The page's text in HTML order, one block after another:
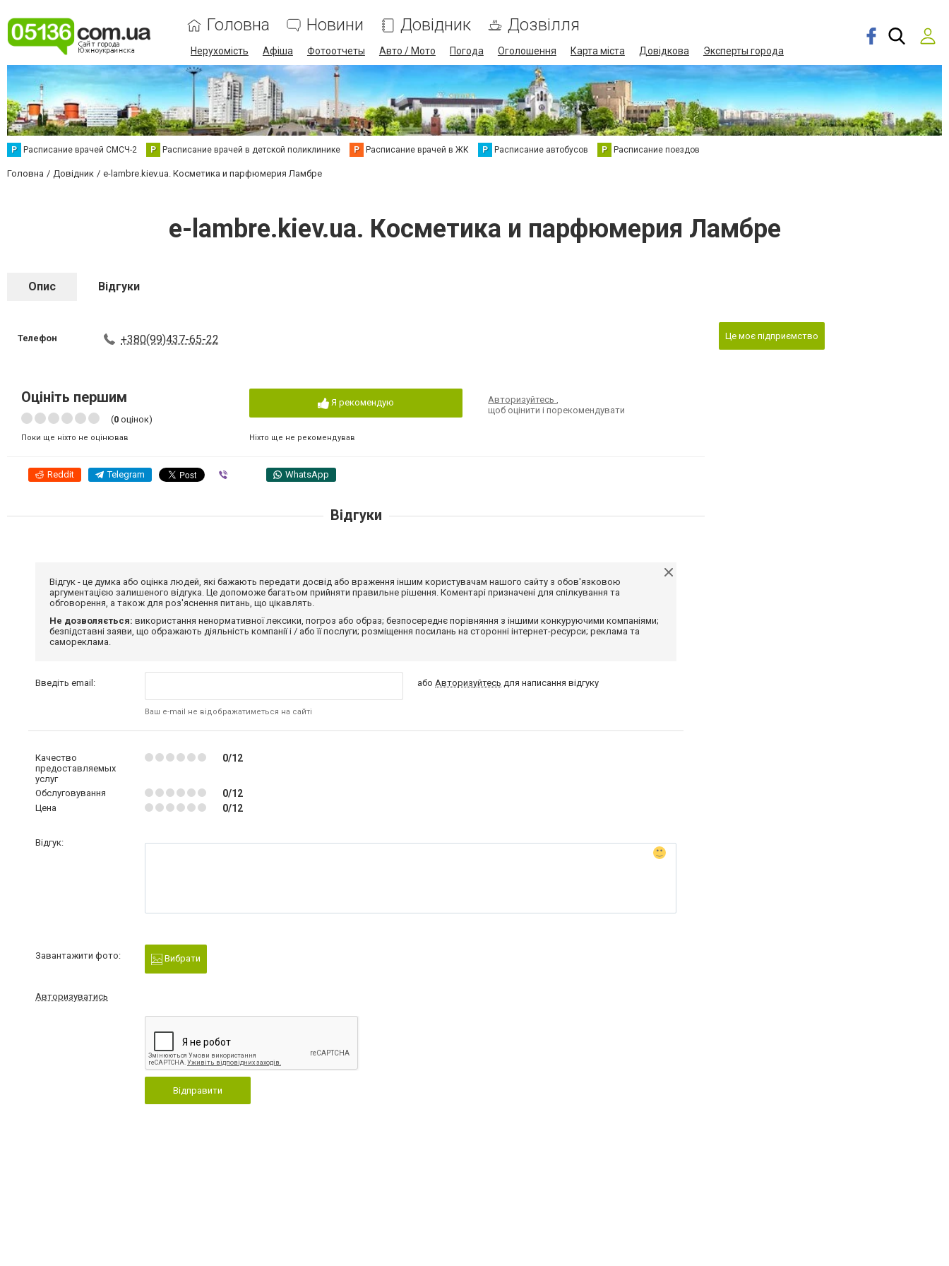
Головна Новини Довідник Дозвілля
Нерухомість Афіша Фотоотчеты Авто / Мото Погода Оголошення Карта міста Довідкова Эксперты города
Р Расписание врачей СМСЧ-2 Р Расписание врачей в детской поликлинике Р Расписание врачей в ЖК Р Расписание автобусов Р Расписание поездов
Головна Довідник e-lambre.kiev.ua. Косметика и парфюмерия Ламбре
e-lambre.kiev.ua. Косметика и парфюмерия Ламбре
Опис Відгуки
Телефон +380(99)437-65-22
Оцініть першим
(0 оцінок)
Поки ще ніхто не оцінював
Я рекомендую
Ніхто ще не рекомендував
Авторизуйтесь,
щоб оцінити і порекомендувати
Reddit Telegram WhatsApp
Це моє підприємство
Відгуки
Відгук - це думка або оцінка людей, які бажають передати досвід або враження іншим користувачам нашого сайту з обов'язковою
аргументацією залишеного відгука. Це допоможе багатьом прийняти правильне рішення. Коментарі призначені для спілкування та
обговорення, а також для роз'яснення питань, що цікавлять.
Не дозволяється: використання ненормативної лексики, погроз або образ; безпосереднє порівняння з іншими конкуруючими компаніями;
безпідставні заяви, що ображають діяльність компанії і / або її послуги; розміщення посилань на сторонні інтернет-ресурси; реклама та
самореклама.
Введіть email:
Ваш e-mail не відображатиметься на сайті
абоАвторизуйтесь для написання відгуку
Качество
предоставляемых
услуг
0/12
Обслуговування 0/12
Цена 0/12
Відгук:
Завантажити фото: Вибрати
Авторизуватись
Відправити